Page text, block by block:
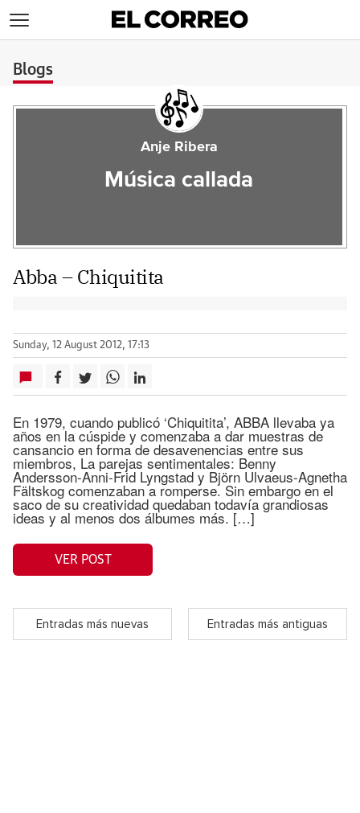
Blogs
Anje Ribera
Música callada
Abba – Chiquitita
Sunday, 12 August 2012, 17:13
En 1979, cuando publicó ‘Chiquitita’, ABBA llevaba ya
años en la cúspide y comenzaba a dar muestras de
cansancio en forma de desavenencias entre sus
miembros, La parejas sentimentales: Benny
Andersson-Anni-Frid Lyngstad y Björn Ulvaeus-Agnetha
Fältskog comenzaban a romperse. Sin embargo en el
saco de su creatividad quedaban todavía grandiosas
ideas y al menos dos álbumes más. […]
VER POST
Entradas más nuevas Entradas más antiguas